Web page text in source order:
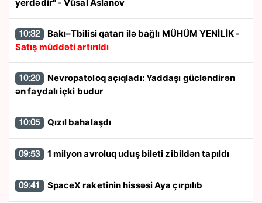
yerdədir" - Vüsal Aslanov
10:32
Bakı–Tbilisi qatarı ilə bağlı MÜHÜM YENİLİK -
Satış müddəti artırıldı
10:20
ən faydalı içki budur
10:05 Qızıl bahalaşdı
09:53 1 milyon avroluq uduş bileti zibildən tapıldı
09:41 SpaceX raketinin hissəsi Aya çırpılıb